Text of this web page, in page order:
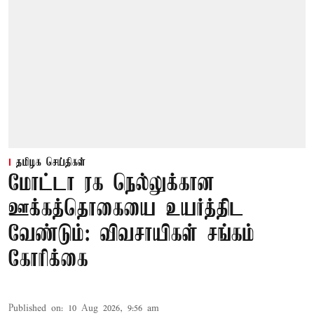
தமிழக செய்திகள்
மோட்டா ரக நெல்லுக்கான
ஊக்கத்தொகையை உயர்த்திட
வேண்டும்: விவசாயிகள் சங்கம்
கோரிக்கை
Published on: 10 Aug 2026, 9:56 am